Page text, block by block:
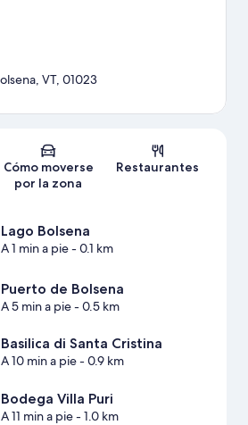
Mapa
VT, 01023
Cómo moverse
por la zona
Restaurantes
Lago Bolsena
A 1 min a pie- 0.1 km
Puerto de Bolsena
A 5 min a pie- 0.5 km
Basilica di Santa Cristina
A 10 min a pie- 0.9 km
Bodega Villa Puri
A 11 min a pie- 1.0 km